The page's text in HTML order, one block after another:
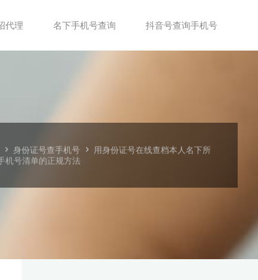
代理 名下手机号查询 抖音号查询手机号
首
页
身份证号查手机号
用身份证号在线查档本人名下所
机号清单的正规方法